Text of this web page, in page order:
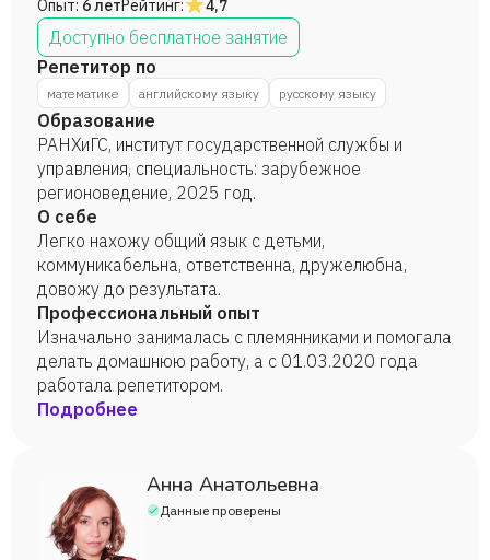
Опыт: 6 летРейтинг: 4,7
Доступно бесплатное занятие
Репетитор по
математике английскому языку русскому языку
Образование
РАНХиГС, институт государственной службы и
управления, специальность: зарубежное
регионоведение, 2025 год.
О себе
Легко нахожу общий язык с детьми,
коммуникабельна, ответственна, дружелюбна,
довожу до результата.
Профессиональный опыт
Изначально занималась с племянниками и помогала
делать домашнюю работу, а с 01.03.2020 года
работала репетитором.
Подробнее
Анна Анатольевна
Данные проверены